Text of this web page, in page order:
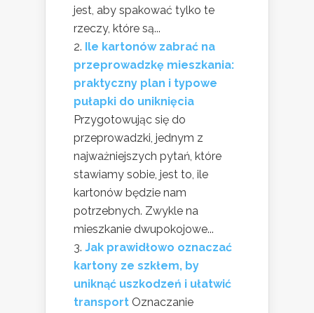
jest, aby spakować tylko te
rzeczy, które są...
Ile kartonów zabrać na
przeprowadzkę mieszkania:
praktyczny plan i typowe
pułapki do uniknięcia
Przygotowując się do
przeprowadzki, jednym z
najważniejszych pytań, które
stawiamy sobie, jest to, ile
kartonów będzie nam
potrzebnych. Zwykle na
mieszkanie dwupokojowe...
Jak prawidłowo oznaczać
kartony ze szkłem, by
uniknąć uszkodzeń i ułatwić
transport Oznaczanie